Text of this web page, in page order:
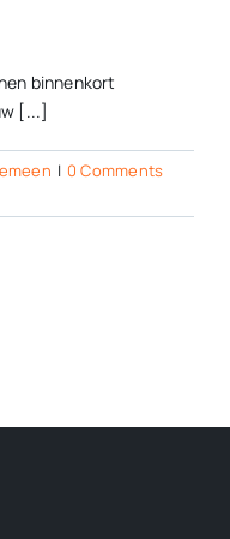
binnenkort
[...]
| 0 Comments